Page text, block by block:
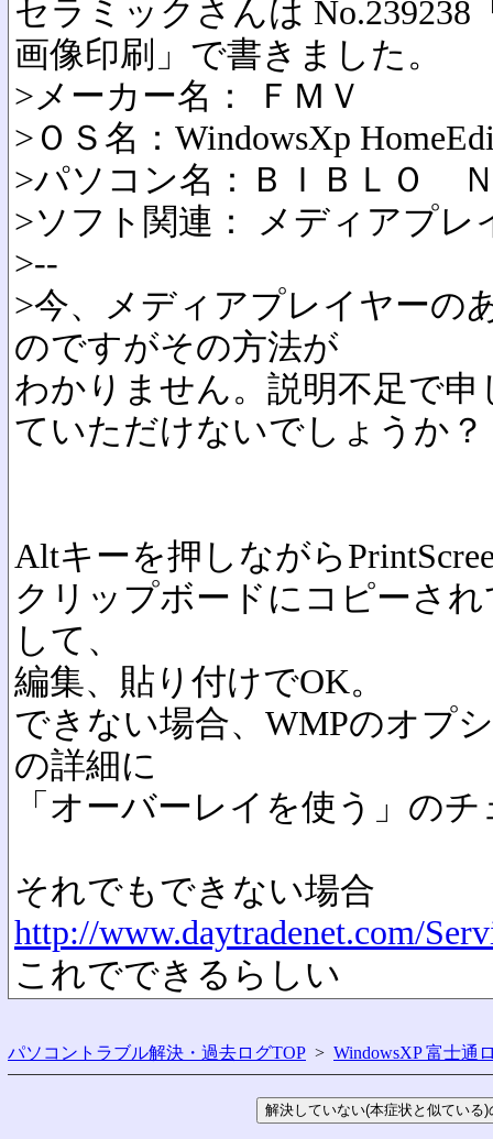
セラミックさんは
画像印刷」で書きました。
>メーカー名： ＦＭＶ
>ＯＳ名：WindowsXp
>パソコン名：ＢＩＢＬＯ
>ソフト関連： メディアプレ
>--
>今、メディアプレイヤーの
のですがその方法が
わかりません。説明不足で
ていただけないでしょうか？
Altキーを押しながら
クリップボードにコピーさ
して、
編集、貼り付けでOK。
できない場合、WMPのオプ
の詳細に
「オーバーレイを使う」の
それでもできない場合
http://www.daytradenet.com/
これでできるらしい
パソコントラブル解決・過去ログTOP > WindowsXP 富士通